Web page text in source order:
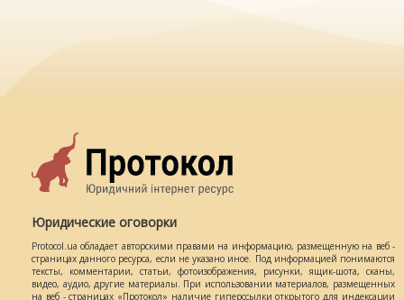
Юридические оговорки
Protocol.ua обладает авторскими правами на информацию, размещенную на веб -
страницах данного ресурса, если не указано иное. Под информацией понимаются
тексты, комментарии, статьи, фотоизображения, рисунки, ящик-шота, сканы,
видео, аудио, другие материалы. При использовании материалов, размещенных
на веб - страницах «Протокол» наличие гиперссылки открытого для индексации